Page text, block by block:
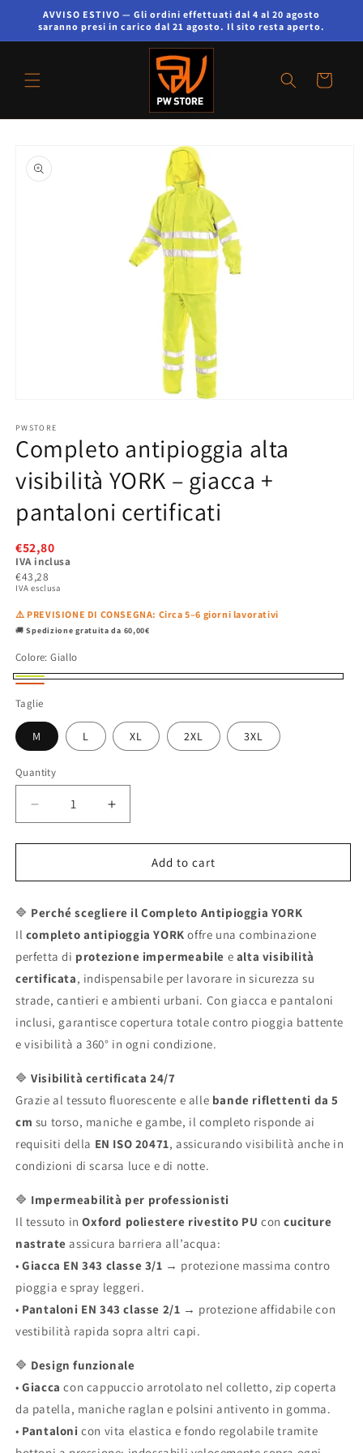
AVVISO ESTIVO — Gli ordini effettuati dal 4 al 20 agosto
saranno presi in carico dal 21 agosto. Il sito resta aperto.
Cart
product
information
1
in
PWSTORE
Completo antipioggia alta
visibilità YORK – giacca +
pantaloni certificati
€52,80
IVA inclusa
€43,28
IVA esclusa
⚠️ PREVISIONE DI CONSEGNA: Circa 5–6 giorni lavorativi
🚚Spedizione gratuita da 60,00€
Colore:Giallo
Giallo
Taglie
M L XL 2XL 3XL
Quantity
Decrease
for
antipioggia
alta
visibilità
YORK
–
giacca
+
pantaloni
certificati
Increase
for
Completo
antipioggia
alta
visibilità
YORK
–
giacca
+
pantaloni
certificati
Add to cart
🔷 Perché scegliere il Completo Antipioggia YORK
Il completo antipioggia YORK offre una combinazione
perfetta di protezione impermeabile e alta visibilità
certificata, indispensabile per lavorare in sicurezza su
strade, cantieri e ambienti urbani. Con giacca e pantaloni
inclusi, garantisce copertura totale contro pioggia battente
e visibilità a 360° in ogni condizione.
🔷Visibilità certificata 24/7
Grazie al tessuto fluorescente e alle bande riflettenti da 5
cm su torso, maniche e gambe, il completo risponde ai
requisiti della EN ISO 20471, assicurando visibilità anche in
condizioni di scarsa luce e di notte.
🔷 Impermeabilità per professionisti
Il tessuto inOxford poliestere rivestito PU concuciture
nastrate assicura barriera all’acqua:
•Giacca EN 343 classe 3/1 → protezione massima contro
pioggia e spray leggeri.
• Pantaloni EN 343 classe 2/1 → protezione affidabile con
vestibilità rapida sopra altri capi.
🔷 Design funzionale
•Giacca con cappuccio arrotolato nel colletto, zip coperta
da patella, maniche raglan e polsini antivento in gomma.
• Pantaloni con vita elastica e fondo regolabile tramite